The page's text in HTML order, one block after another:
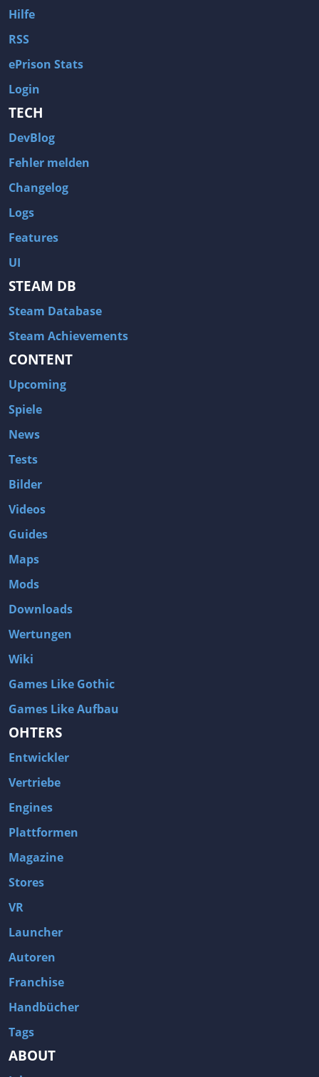
Hilfe
RSS
ePrison Stats
Login
TECH
DevBlog
Fehler melden
Changelog
Logs
Features
UI
STEAM DB
Steam Database
Steam Achievements
CONTENT
Upcoming
Spiele
News
Tests
Bilder
Videos
Guides
Maps
Mods
Downloads
Wertungen
Wiki
Games Like Gothic
Games Like Aufbau
OHTERS
Entwickler
Vertriebe
Engines
Plattformen
Magazine
Stores
VR
Launcher
Autoren
Franchise
Handbücher
Tags
ABOUT